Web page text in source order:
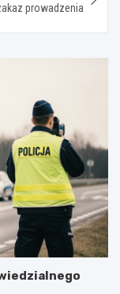
prowadzenia